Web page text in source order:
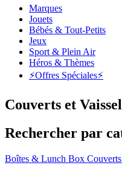
Marques
Jouets
Bébés & Tout-Petits
Jeux
Sport & Plein Air
Héros & Thèmes
⚡️Offres Spéciales⚡️
Couverts et
Rechercher par
Boîtes & Lunch Box Couverts